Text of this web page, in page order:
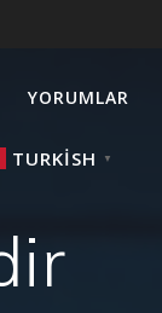
YORUMLAR
TURKISH ▼